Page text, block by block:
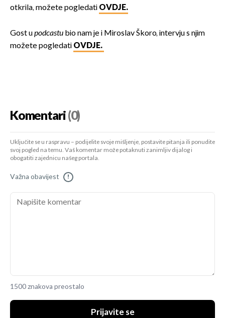
otkrila, možete pogledati OVDJE.
Gost upodcastu bio nam je i Miroslav Škoro, intervju s njim
možete pogledati OVDJE.
Komentari(0)
Uključite se u raspravu – podijelite svoje mišljenje, postavite pitanja ili ponudite
svoj pogled na temu. Vaš komentar može potaknuti zanimljiv dijalog i
obogatiti zajednicu našeg portala.
Važna obavijest !
1500 znakova preostalo
Prijavite se